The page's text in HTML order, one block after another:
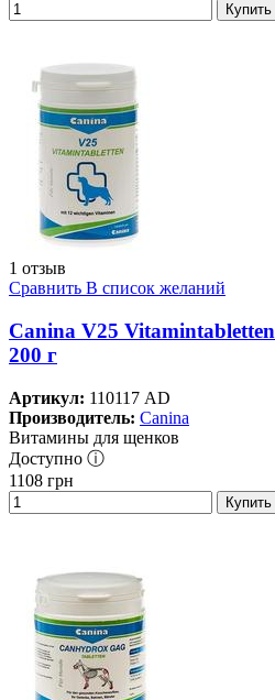
Купить
1 отзыв
Сравнить В список желаний
Canina V25 Vitamintabletten
200 г
Артикул: 110117 AD
Производитель: Canina
Витамины для щенков
Доступно ⓘ
1108 грн
Купить